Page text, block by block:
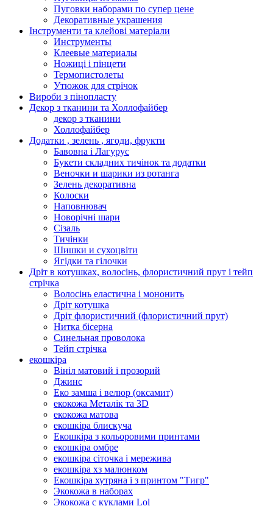
Пуговки наборами по супер цене
Декоративные украшения
Інструменти та клейові матеріали
Инструменты
Клеевые материалы
Ножиці і пінцети
Термопистолеты
Утюжок для стрічок
Вироби з пінопласту
Декор з тканини та Холлофайбер
декор з тканини
Холлофайбер
Додатки , зелень , ягоди, фрукти
Бавовна і Лагурус
Букети складних тичінок та додатки
Веночки и шарики из ротанга
Зелень декоративна
Колоски
Наповнювач
Новорічні шари
Сізаль
Тичінки
Шишки и сухоцвіти
Ягідки та гілочки
Дріт в котушках, волосінь, флористичний прут і тейп
стрічка
Волосінь еластична і мононить
Дріт котушка
Дріт флористичний (флористичний прут)
Нитка бісерна
Синельная проволока
Тейп стрічка
екошкіра
Вініл матовий і прозорий
Джинс
Еко замша і велюр (оксамит)
екокожа Металік та 3D
екокожа матова
екошкіра блискуча
Екошкіра з кольоровими принтами
екошкіра омбре
екошкіра сіточка і мережива
екошкіра хз малюнком
Екошкіра хутряна і з принтом "Тигр"
Экокожа в наборах
Экокожа с куклами Lol